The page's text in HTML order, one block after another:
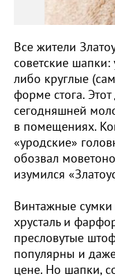
Все жители
советские
либо круглые
форме стога.
сегодняшней
в помещениях.
«уродские»
обозвал
изумился
Винтажные сумки
хрусталь и
пресловутые
популярны и
цене. Но шапки,